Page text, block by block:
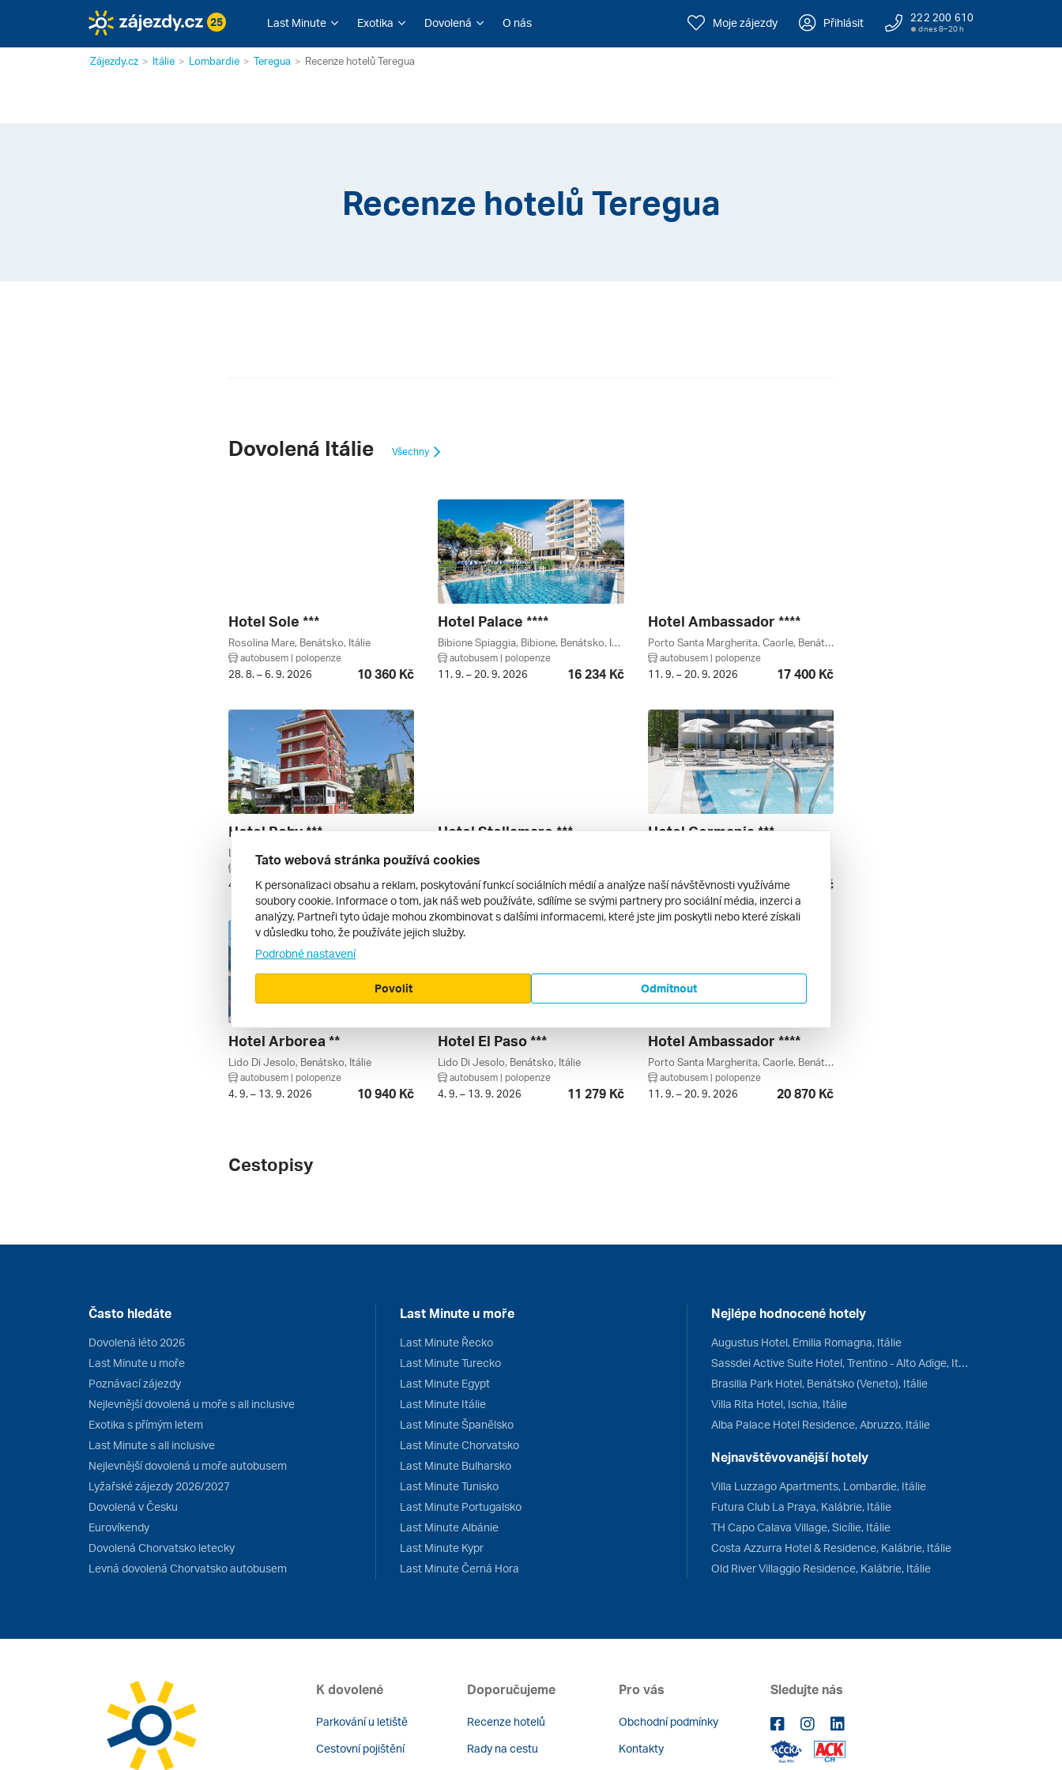
25 Last Minute Exotika Dovolená O nás Moje zájezdy Přihlásit 222 200 610
dnes 8–20 h
Zájezdy.cz Itálie Lombardie Teregua Recenze hotelů Teregua
Recenze hotelů Teregua
Dovolená Itálie Všechny
Hotel Sole ***
Rosolina Mare, Benátsko, Itálie
autobusem | polopenze
28. 8. – 6. 9. 2026 10 360 Kč
Hotel Palace ****
Bibione Spiaggia, Bibione, Benátsko, Itálie
autobusem | polopenze
11. 9. – 20. 9. 2026 16 234 Kč
Hotel Ambassador ****
Porto Santa Margherita, Caorle, Benátsko, Itálie
autobusem | polopenze
11. 9. – 20. 9. 2026 17 400 Kč
Hotel Roby ***
Lido Di Jesolo, Benátsko, Itálie
autobusem | polopenze
4. 9. – 13. 9. 2026 11 899 Kč
Hotel Stellamare ***
Caorle, Benátsko, Itálie
autobusem | polopenze
11. 9. – 20. 9. 2026 21 965 Kč
Hotel Germania ***
18. 9. – 27. 9. 2026 17 280 Kč
Hotel Arborea **
Lido Di Jesolo, Benátsko, Itálie
autobusem | polopenze
4. 9. – 13. 9. 2026 10 940 Kč
Hotel El Paso ***
Lido Di Jesolo, Benátsko, Itálie
autobusem | polopenze
4. 9. – 13. 9. 2026 11 279 Kč
Hotel Ambassador ****
Porto Santa Margherita, Caorle, Benátsko, Itálie
autobusem | polopenze
11. 9. – 20. 9. 2026 20 870 Kč
Cestopisy
Často hledáte
Dovolená léto 2026
Last Minute u moře
Poznávací zájezdy
Nejlevnější dovolená u moře s all inclusive
Exotika s přímým letem
Last Minute s all inclusive
Nejlevnější dovolená u moře autobusem
Lyžařské zájezdy 2026/2027
Dovolená v Česku
Eurovíkendy
Dovolená Chorvatsko letecky
Levná dovolená Chorvatsko autobusem
Last Minute u moře
Last Minute Řecko
Last Minute Turecko
Last Minute Egypt
Last Minute Itálie
Last Minute Španělsko
Last Minute Chorvatsko
Last Minute Bulharsko
Last Minute Tunisko
Last Minute Portugalsko
Last Minute Albánie
Last Minute Kypr
Last Minute Černá Hora
Nejlépe hodnocené hotely
Augustus Hotel, Emilia Romagna, Itálie
Sassdei Active Suite Hotel, Trentino - Alto Adige, Itálie
Brasilia Park Hotel, Benátsko (Veneto), Itálie
Villa Rita Hotel, Ischia, Itálie
Alba Palace Hotel Residence, Abruzzo, Itálie
Nejnavštěvovanější hotely
Villa Luzzago Apartments, Lombardie, Itálie
Futura Club La Praya, Kalábrie, Itálie
TH Capo Calava Village, Sicílie, Itálie
Costa Azzurra Hotel & Residence, Kalábrie, Itálie
Old River Villaggio Residence, Kalábrie, Itálie
K dovolené
Parkování u letiště
Cestovní pojištění
Doporučujeme
Recenze hotelů
Rady na cestu
Pro vás
Obchodní podmínky
Kontakty
Sledujte nás
Tato webová stránka používá cookies
K personalizaci obsahu a reklam, poskytování funkcí sociálních médií a analýze naší návštěvnosti využíváme
soubory cookie. Informace o tom, jak náš web používáte, sdílíme se svými partnery pro sociální média, inzerci a
analýzy. Partneři tyto údaje mohou zkombinovat s dalšími informacemi, které jste jim poskytli nebo které získali
v důsledku toho, že používáte jejich služby.
Podrobné nastavení
Odmítnout
Povolit